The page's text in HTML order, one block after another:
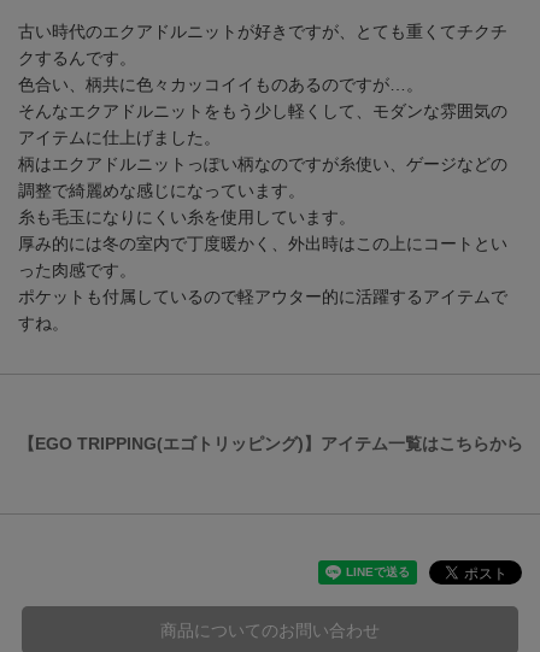
古い時代のエクアドルニットが好きですが、とても重くてチクチ
クするんです。
色合い、柄共に色々カッコイイものあるのですが…。
そんなエクアドルニットをもう少し軽くして、モダンな雰囲気の
アイテムに仕上げました。
柄はエクアドルニットっぽい柄なのですが糸使い、ゲージなどの
調整で綺麗めな感じになっています。
糸も毛玉になりにくい糸を使用しています。
厚み的には冬の室内で丁度暖かく、外出時はこの上にコートとい
った肉感です。
ポケットも付属しているので軽アウター的に活躍するアイテムで
すね。
【EGO TRIPPING(エゴトリッピング)】アイテム一覧はこちらから
商品についてのお問い合わせ